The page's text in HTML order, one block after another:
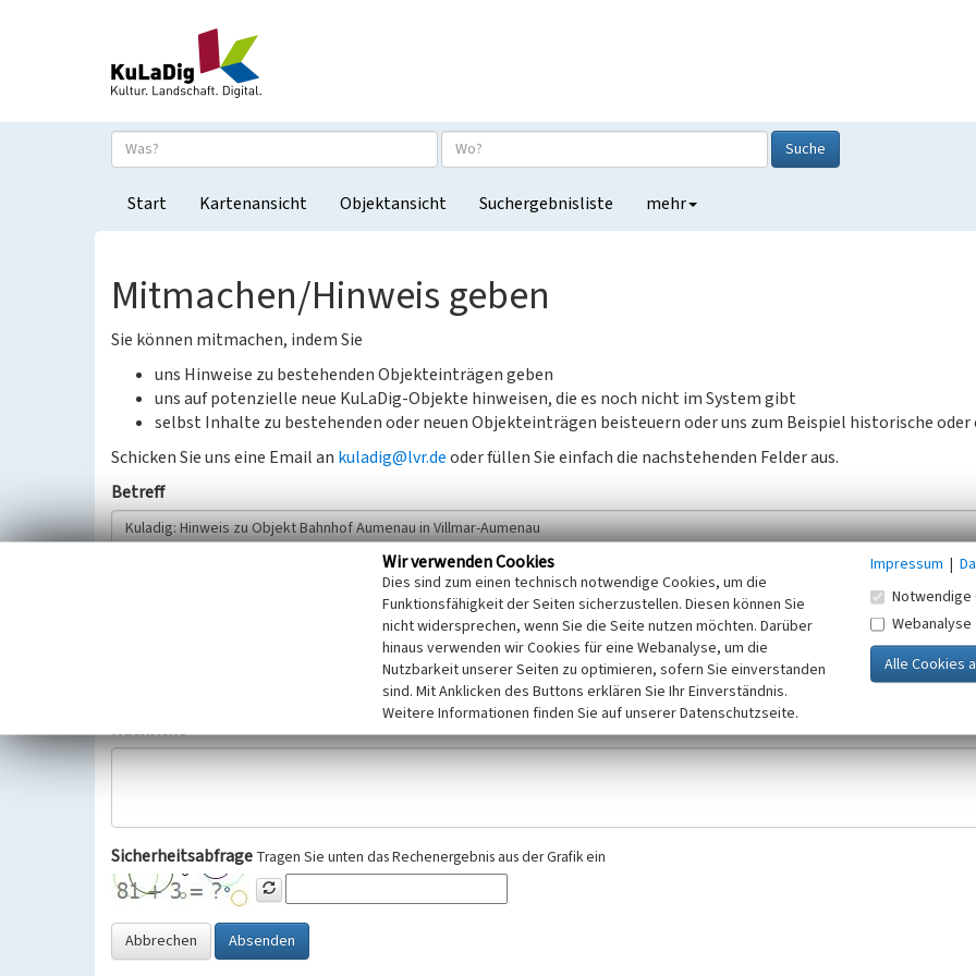
Suche
Start Kartenansicht Objektansicht Suchergebnisliste mehr
Mitmachen/Hinweis geben
Sie können mitmachen, indem Sie
uns Hinweise zu bestehenden Objekteinträgen geben
uns auf potenzielle neue KuLaDig-Objekte hinweisen, die es noch nicht im System gibt
selbst Inhalte zu bestehenden oder neuen Objekteinträgen beisteuern oder uns zum Beispiel historische oder
Schicken Sie uns eine Email an kuladig@lvr.deoder füllen Sie einfach die nachstehenden Felder aus.
Betreff
Wir bitten Sie um freiwillige Angabe Ihres Namens und Ihrer E-Mail-Adresse. Ihre Angaben werden ausschließlich im Rahmen der KuLaDig-
Selbstverständlich werden diese entsprechend der Vorschriften des Telemediengesetzes, des Datenschutzgesetzes NRW und der seit
Datenschutzgrundverordnung (EU-DSGVO) vertraulich behandelt, beachten Sie bitte unsere Hinweise zumDatenschutz
Nachricht
Sicherheitsabfrage Tragen Sie unten das Rechenergebnis aus der Grafik ein
Abbrechen Absenden
Wir verwenden Cookies
Dies sind zum einen technisch notwendige Cookies, um die
Funktionsfähigkeit der Seiten sicherzustellen. Diesen können Sie
nicht widersprechen, wenn Sie die Seite nutzen möchten. Darüber
hinaus verwenden wir Cookies für eine Webanalyse, um die
Nutzbarkeit unserer Seiten zu optimieren, sofern Sie einverstanden
sind. Mit Anklicken des Buttons erklären Sie Ihr Einverständnis.
Weitere Informationen finden Sie auf unserer Datenschutzseite.
Impressum |
Notwendige
Webanalyse